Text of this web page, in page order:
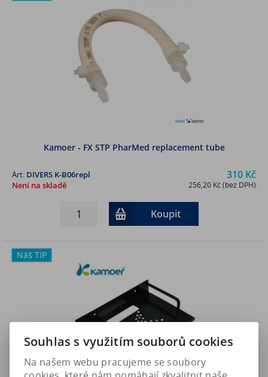
Kamoer - FX STP PharMed replacement tube
310 Kč
256,20 Kč (bez DPH)
Art: DIVERS K-B06repl
Není na skladě
Koupit
Náš TIP
Souhlas s využitím souborů cookies
Na našem webu pracujeme se soubory